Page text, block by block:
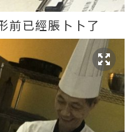
前已經脹卜卜了